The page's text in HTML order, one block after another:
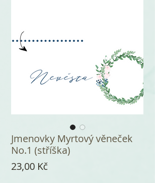
Jmenovky Myrtový věneček
No.1 (stříška)
23,00 Kč